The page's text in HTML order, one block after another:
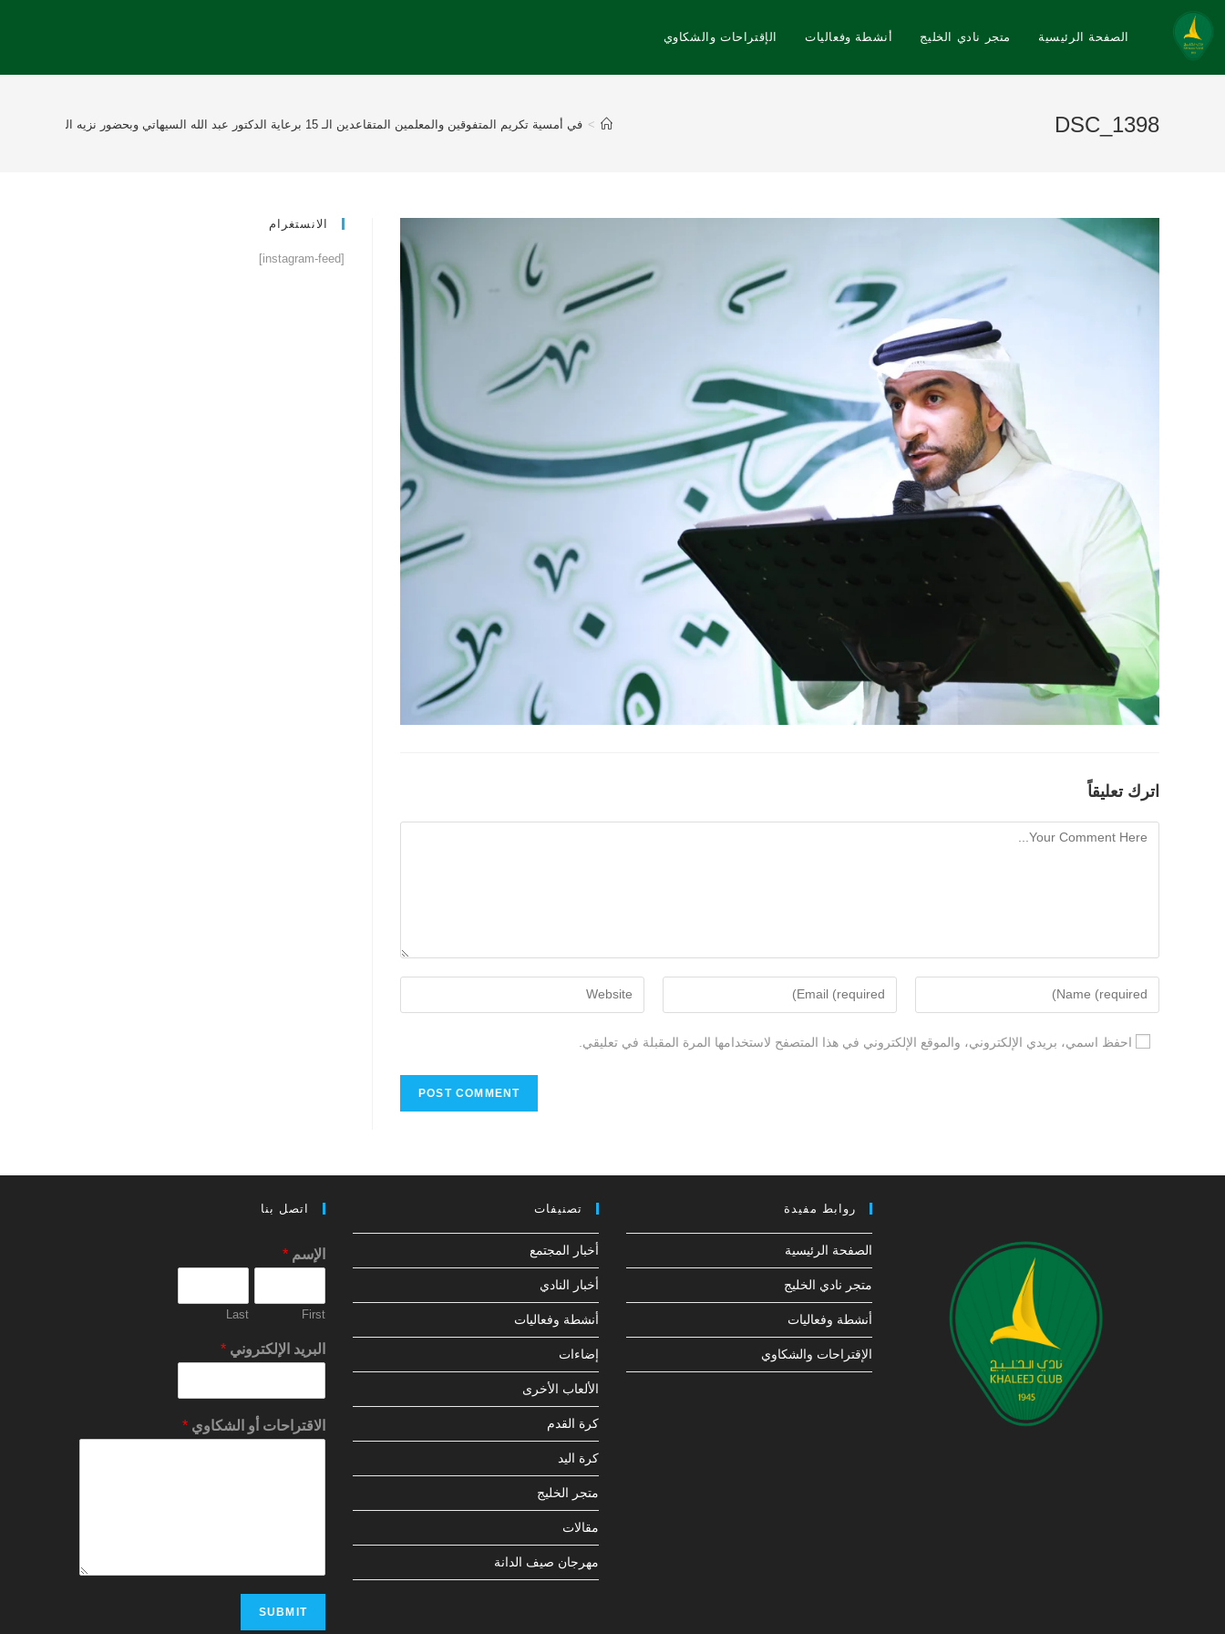
الصفحة الرئيسية متجر نادي الخليج أنشطة وفعاليات الإقتراحات والشكاوي
DSC_1398
> في أمسية تكريم المتفوقين والمعلمين المتقاعدين الـ 15 برعاية الدكتور عبد الله السيهاتي وبحضور نزيه النصر عضو إتحاد القدم إدارة نادي الخليج تكرم 175 طالباً متفوقاً منهم 57 خلجاوي وتكريم 8 معلمين
اترك تعليقاً
احفظ اسمي، بريدي الإلكتروني، والموقع الإلكتروني في هذا المتصفح لاستخدامها المرة المقبلة في تعليقي.
الانستغرام
[instagram-feed]
روابط مفيدة
الصفحة الرئيسية
متجر نادي الخليج
أنشطة وفعاليات
الإقتراحات والشكاوي
تصنيفات
أخبار المجتمع
أخبار النادي
أنشطة وفعاليات
إضاءات
الألعاب الأخرى
كرة القدم
كرة اليد
متجر الخليج
مقالات
مهرجان صيف الدانة
اتصل بنا
الإسم *
First
Last
البريد الإلكتروني *
الاقتراحات أو الشكاوي *
SUBMIT